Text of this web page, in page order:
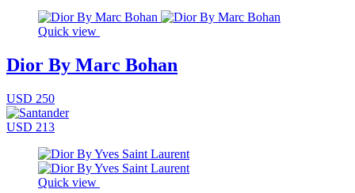
Quick view
Dior By Marc Bohan
USD 250
USD 213
Quick view